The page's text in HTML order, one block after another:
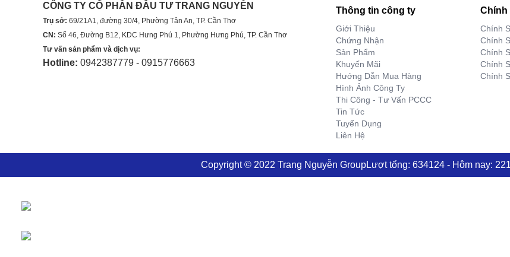
CÔNG TY CỔ PHẦN ĐẦU TƯ TRANG NGUYỄN
Trụ sở: 69/21A1, đường 30/4, Phường Tân An, TP. Cần Thơ
CN: Số 46, Đường B12, KDC Hưng Phú 1, Phường Hưng Phú, TP. Cần Thơ
Tư vấn sản phẩm và dịch vụ:
Hotline: 0942387779 - 0915776663
Thông tin công ty
Giới Thiệu
Chứng Nhận
Sản Phẩm
Khuyến Mãi
Hướng Dẫn Mua Hàng
Hình Ảnh Công Ty
Thi Công - Tư Vấn PCCC
Tin Tức
Tuyển Dụng
Liên Hệ
Chính
Chính
Chính
Chính
Chính
Chính
Copyright © 2022 Trang Nguyễn GroupLượt tổng: 634124 - Hôm nay: